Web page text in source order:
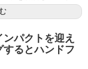
パクトを迎え
するとハンドフ